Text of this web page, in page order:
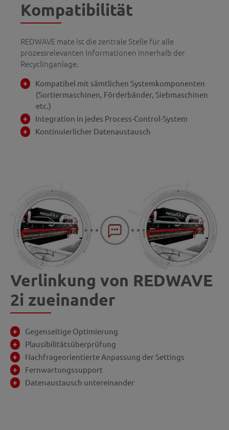
Kompatibilität
REDWAVE mate ist die zentrale Stelle für alle
prozessrelevanten Informationen innerhalb der
Recyclinganlage.
Kompatibel mit sämtlichen Systemkomponenten
(Sortiermaschinen, Förderbänder, Siebmaschinen
etc.)
Integration in jedes Process-Control-System
Kontinuierlicher Datenaustausch
Verlinkung von REDWAVE
2i zueinander
Gegenseitige Optimierung
Plausibilitätsüberprüfung
Nachfrageorientierte Anpassung der Settings
Fernwartungssupport
Datenaustausch untereinander